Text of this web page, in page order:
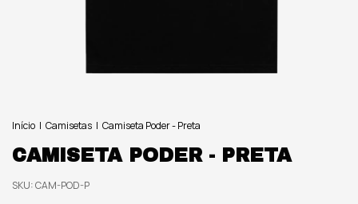
Início | Camisetas | Camiseta Poder - Preta
CAMISETA PODER - PRETA
SKU:CAM-POD-P